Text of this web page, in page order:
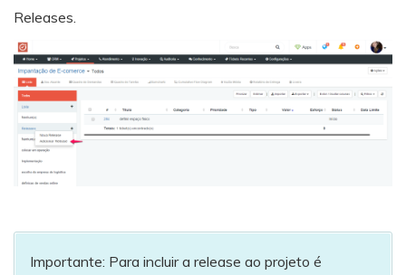
Releases.
Importante: Para incluir a release ao projeto é